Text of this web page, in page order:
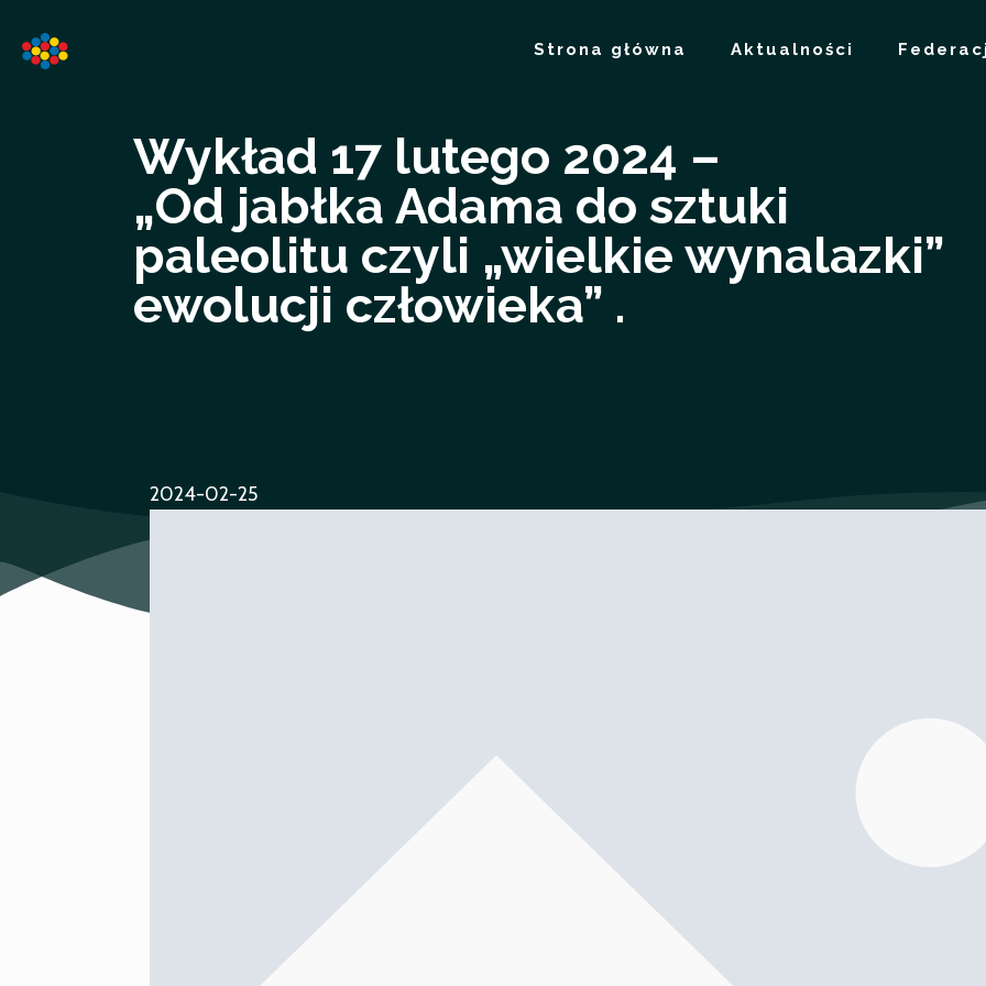
Strona główna Aktualności
Wykład 17 lutego 2024 –
„Od jabłka Adama do sztuki
paleolitu czyli „wielkie wynalazki”
ewolucji człowieka” .
2024-02-25